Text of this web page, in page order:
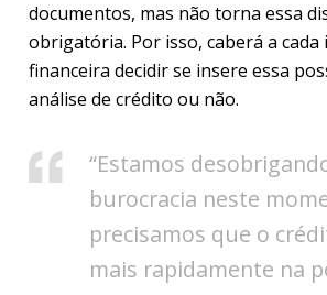
documentos, mas não torna essa
obrigatória. Por isso, caberá a cada
financeira decidir se insere essa
análise de crédito ou não.
“Estamos
burocracia neste
precisamos que o
mais rapidamente na